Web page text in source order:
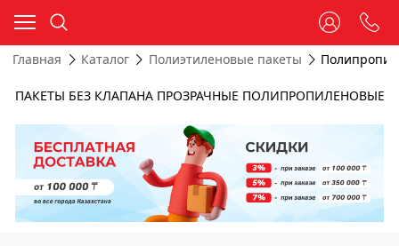
Главная Каталог Полиэтиленовые пакеты
ПАКЕТЫ БЕЗ КЛАПАНА ПРОЗРАЧНЫЕ ПОЛИПРОПИЛЕНОВЫЕ